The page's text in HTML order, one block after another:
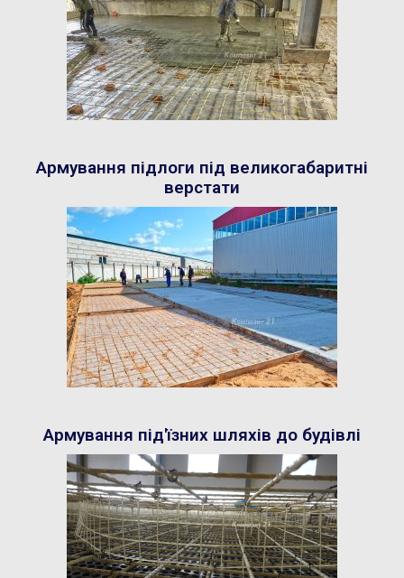
Армування підлоги під великогабаритні
верстати
Армування під'їзних шляхів до будівлі